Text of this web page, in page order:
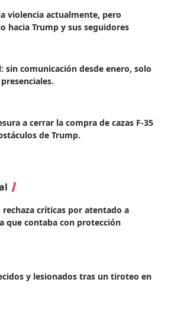
violencia actualmente, pero
hacia Trump y sus seguidores
sin comunicación desde enero, solo
a cerrar la compra de cazas F-35
de Trump.
rechaza críticas por atentado a
que contaba con protección
y lesionados tras un tiroteo en